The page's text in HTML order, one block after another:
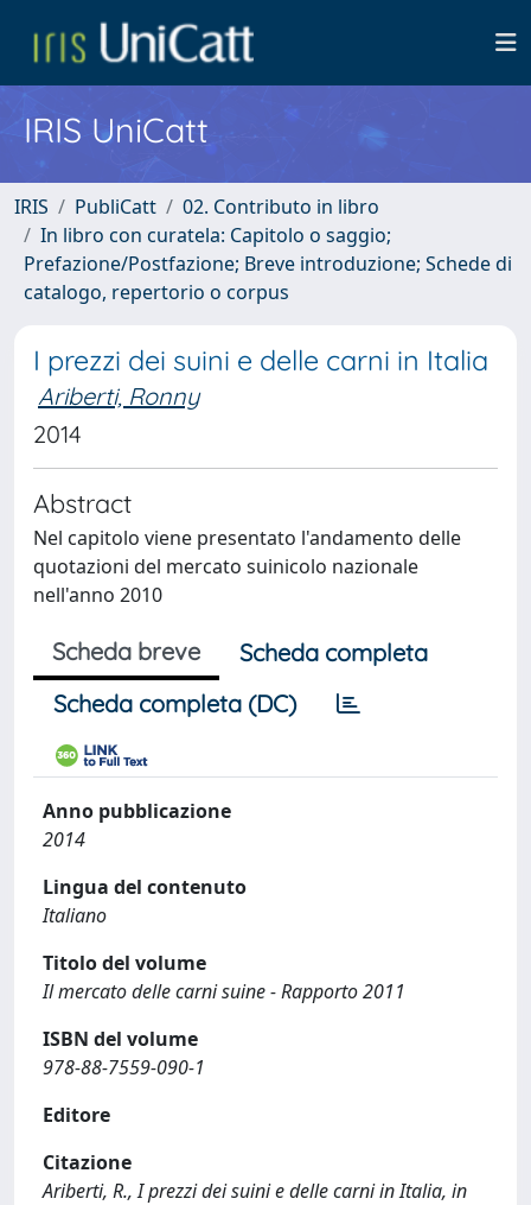
IRIS UniCatt
IRIS PubliCatt
02. Contributo in libro
In libro con curatela: Capitolo o saggio;
Prefazione/Postfazione; Breve introduzione; Schede di
catalogo, repertorio o corpus
I prezzi dei suini e delle carni in Italia
Ariberti, Ronny
2014
Abstract
Nel capitolo viene presentato l'andamento delle
quotazioni del mercato suinicolo nazionale
nell'anno 2010
Scheda breve
Scheda completa
Scheda completa (DC)
Anno pubblicazione
2014
Lingua del contenuto
Italiano
Titolo del volume
Il mercato delle carni suine - Rapporto 2011
ISBN del volume
978-88-7559-090-1
Editore
Citazione
Ariberti, R., I prezzi dei suini e delle carni in Italia, in